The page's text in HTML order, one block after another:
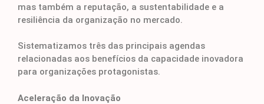
mas também a reputação, a sustentabilidade e a
resiliência da organização no mercado.
Sistematizamos três das principais agendas
relacionadas aos benefícios da capacidade inovadora
para organizações protagonistas.
Aceleração da Inovação